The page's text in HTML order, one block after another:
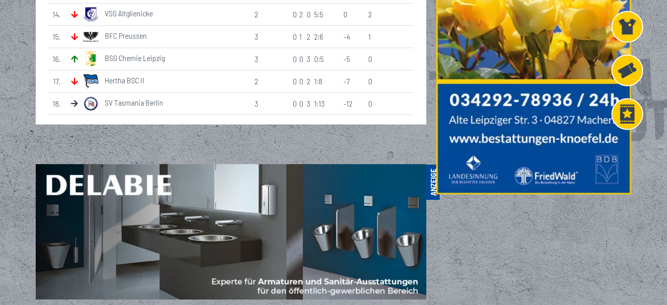
14. VSG Altglienicke 2 0 2 0 5:5 0 2
15. BFC Preussen 3 0 1 2 2:6 -4 1
16. BSG Chemie Leipzig 3 0 0 3 0:5 -5 0
17. Hertha BSC II 2 0 0 2 1:8 -7 0
18. SV Tasmania Berlin 3 0 0 3 1:13 -12 0
Projekt
Liga 3
Fanshop
Fahrkarten
VIP
Tickets